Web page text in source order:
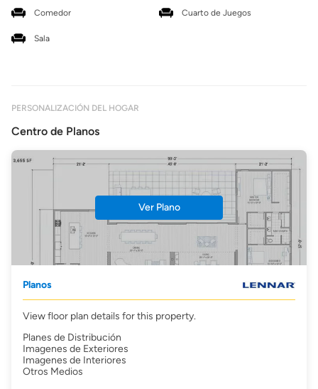
Comedor Cuarto de Juegos
Sala
PERSONALIZACIÓN DEL HOGAR
Centro de Planos
Ver Plano
Planos
View floor plan details for this property.
Planes de Distribución
Imagenes de Exteriores
Imagenes de Interiores
Otros Medios